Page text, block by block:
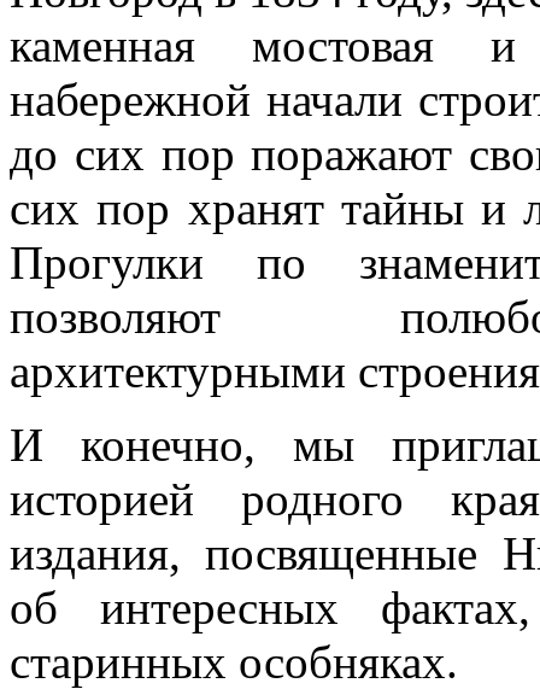
каменная мостовая
набережной начали
до сих пор поражают
сих пор хранят тайны и
Прогулки по
позволяют
архитектурными
И конечно, мы
историей родного
издания, посвященные
об интересных
старинных особняках.